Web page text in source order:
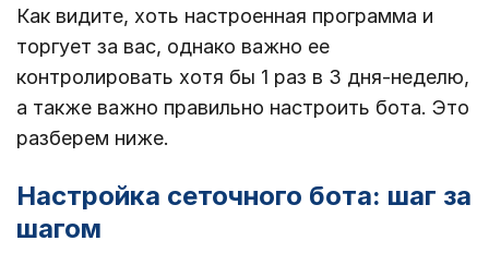
Как видите, хоть настроенная программа и
торгует за вас, однако важно ее
контролировать хотя бы 1 раз в 3 дня-неделю,
а также важно правильно настроить бота. Это
разберем ниже.
Настройка сеточного бота: шаг за
шагом